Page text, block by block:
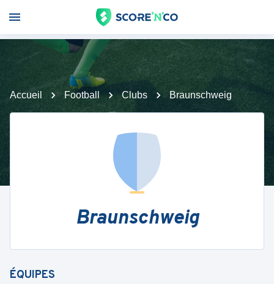
Accueil Football Clubs Braunschweig
Braunschweig
ÉQUIPES